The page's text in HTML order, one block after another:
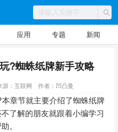
应用 专题 新闻
?蜘蛛纸牌新手攻略
源：互联网 作者：凹凸曼
章节就主要介绍了蜘蛛纸牌
了解的朋友就跟着小编学习
。